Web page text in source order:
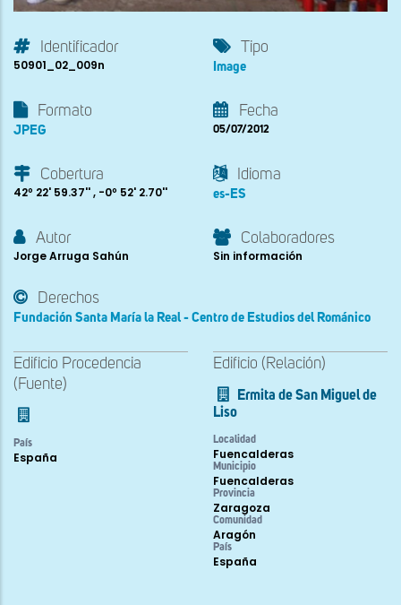
Identificador
50901_02_009n
Tipo
Image
Formato
JPEG
Fecha
05/07/2012
Cobertura
42º 22' 59.37'' , -0º 52' 2.70''
Idioma
es-ES
Autor
Jorge Arruga Sahún
Colaboradores
Sin información
Derechos
Fundación Santa María la Real - Centro de Estudios del Románico
Edificio Procedencia
(Fuente)
País
España
Edificio (Relación)
Ermita de San Miguel de
Liso
Localidad
Fuencalderas
Municipio
Fuencalderas
Provincia
Zaragoza
Comunidad
Aragón
País
España